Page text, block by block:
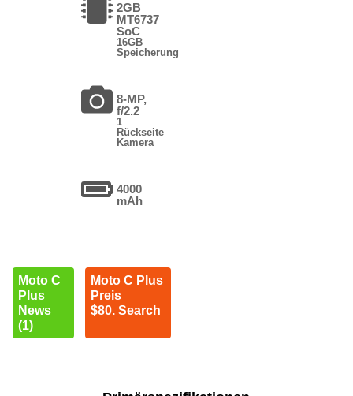
2GB
MT6737
SoC
16GB
Speicherung
8-MP,
f/2.2
1
Rückseite
Kamera
4000
mAh
Moto C
Plus
News
(1)
Moto C Plus
Preis
$80. Search